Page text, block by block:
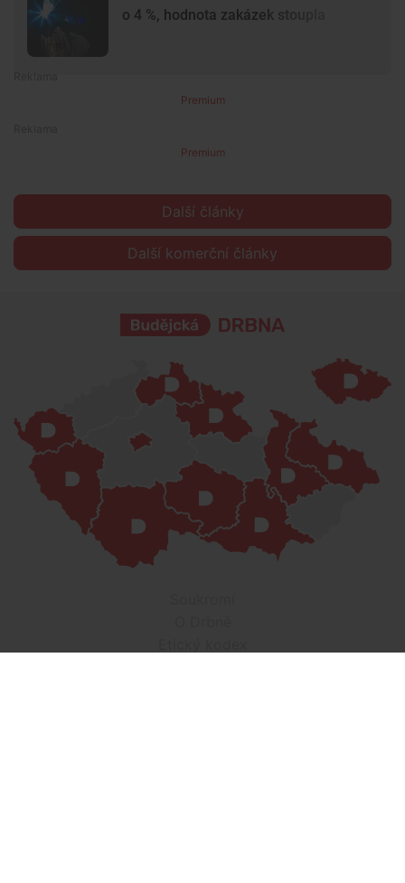
o 4 %, hodnota zakázek stoupla
Premium
Premium
Další články
Další komerční články